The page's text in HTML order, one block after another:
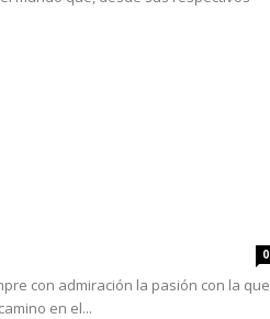
0
con admiración la pasión con la que
en el...